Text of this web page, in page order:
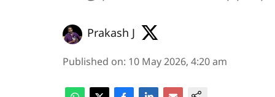
Prakash J
Published on: 10 May 2026, 4:20 am